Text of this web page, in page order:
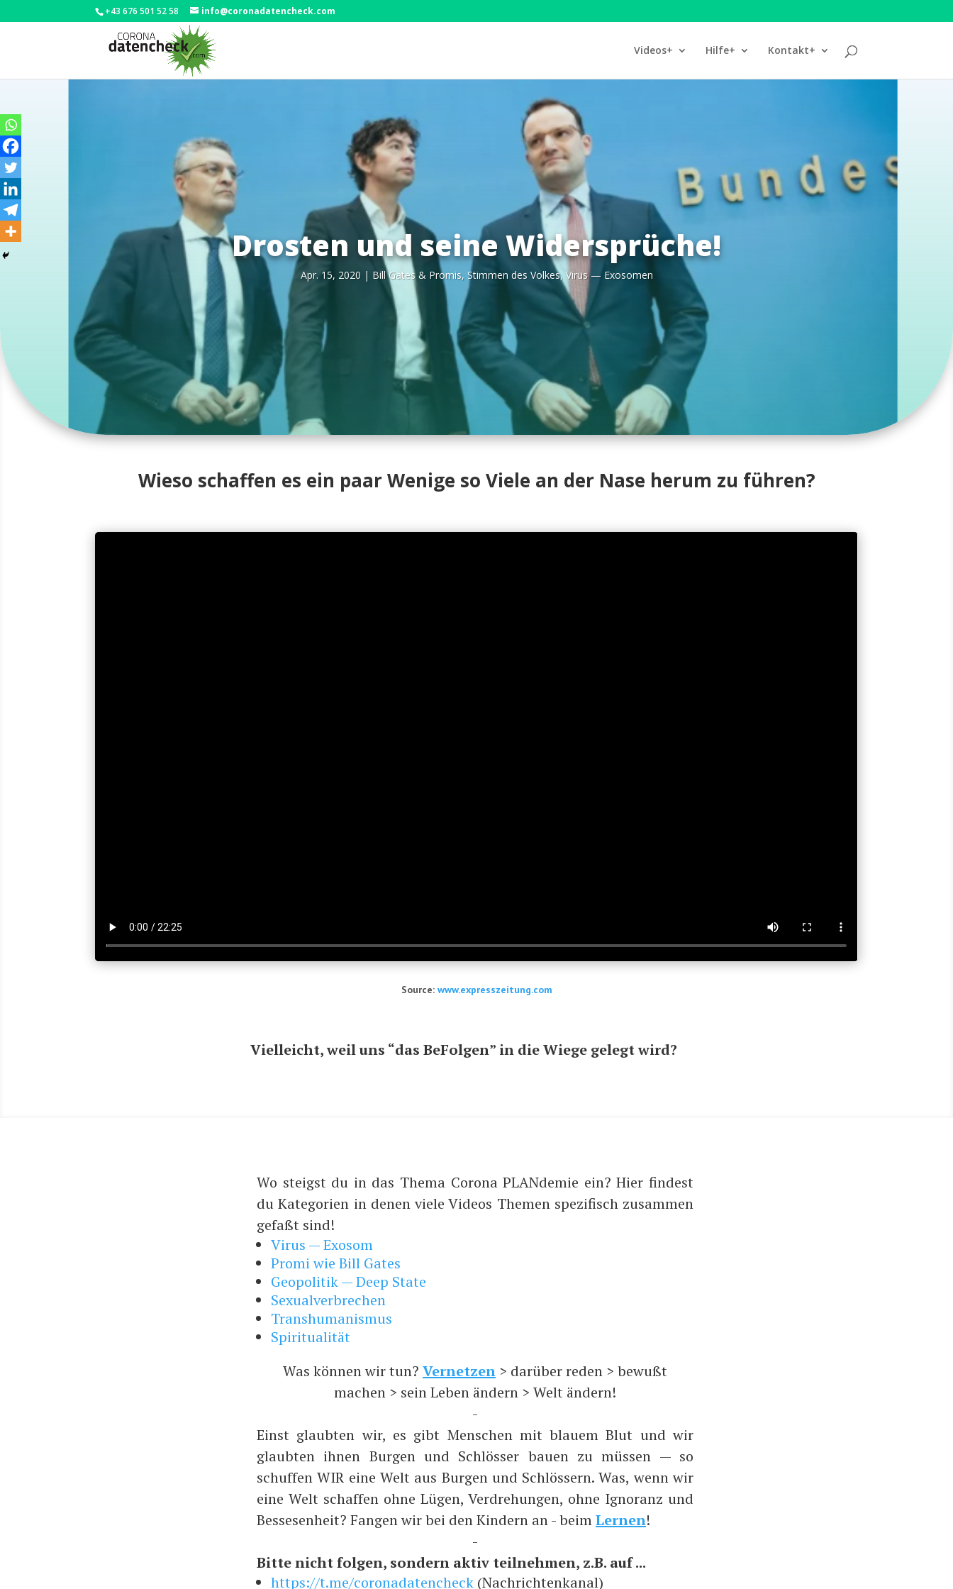
+43 676 501 52 58 info@coronadatencheck.com
Videos+ Hilfe+ Kontakt+
Drosten und seine Widersprüche!
Apr. 15, 2020| Bill Gates & Pro­mis, Stim­men des Vol­kes, Virus — Exosomen
Wieso schaffen es ein paar Wenige so Viele an der Nase herum zu führen?
Source: www.expresszeitung.com
Viel­leicht, weil uns “das BeFol­gen” in die Wie­ge gelegt wird?
Wo steigst du in das Thema Corona PLANdemie ein? Hier findest
du Kategorien in denen viele Videos Themen spezifisch zusammen
gefaßt sind!
Virus — Exosom
Promi wie Bill Gates
Geopolitik — Deep State
Sexualverbrechen
Transhumanismus
Spiritualität
Was können wir tun? Vernetzen > darüber reden > bewußt
machen > sein Leben ändern > Welt ändern!
-
Einst glaubten wir, es gibt Menschen mit blauem Blut und wir
glaubten ihnen Burgen und Schlösser bauen zu müssen — so
schuffen WIR eine Welt aus Burgen und Schlössern. Was, wenn wir
eine Welt schaffen ohne Lügen, Verdrehungen, ohne Ignoranz und
Bessesenheit? Fangen wir bei den Kindern an - beimLernen!
-
Bitte nicht folgen, sondern aktiv teilnehmen, z.B. auf ...
https://t.me/coronadatencheck (Nachrichtenkanal)